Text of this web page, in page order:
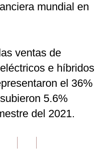
mundial en
ventas de
e híbridos
el 36%
5.6%
del 2021.